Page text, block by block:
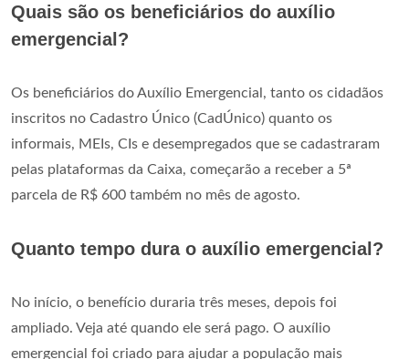
Quais são os beneficiários do auxílio
emergencial?
Os beneficiários do Auxílio Emergencial, tanto os cidadãos
inscritos no Cadastro Único (CadÚnico) quanto os
informais, MEIs, CIs e desempregados que se cadastraram
pelas plataformas da Caixa, começarão a receber a 5ª
parcela de R$ 600 também no mês de agosto.
Quanto tempo dura o auxílio emergencial?
No início, o benefício duraria três meses, depois foi
ampliado. Veja até quando ele será pago. O auxílio
emergencial foi criado para ajudar a população mais